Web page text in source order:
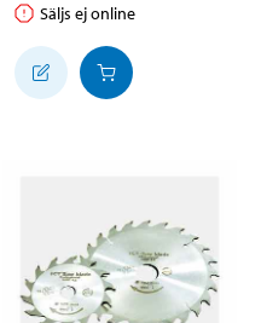
Säljs ej online